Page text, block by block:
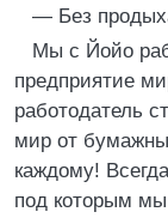
— Без
Мы с Йойо
предприятие
работодатель
мир от
каждому!
под которым